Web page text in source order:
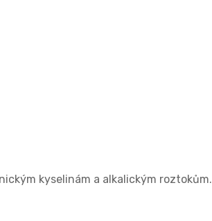
kyselinám a alkalickým roztokům.